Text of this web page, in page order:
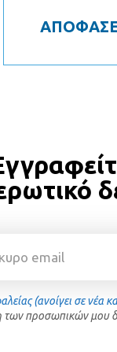
(ανοίγει σε νέα
των προσωπικών